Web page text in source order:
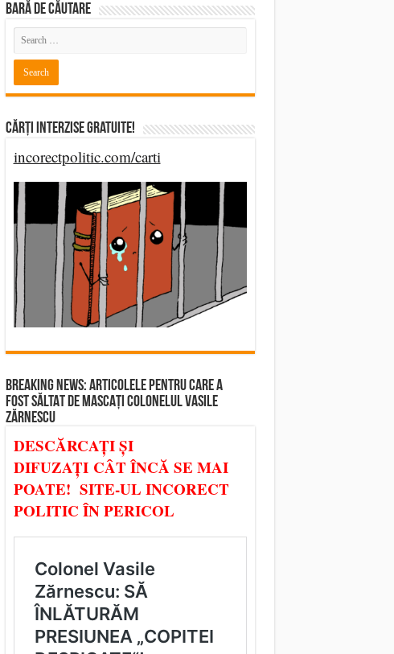
BARĂ DE CĂUTARE
Cărți Interzise Gratuite!
incorectpolitic.com/carti
BREAKING NEWS: ARTICOLELE PENTRU CARE A
FOST SĂLTAT DE MASCAȚI COLONELUL VASILE
ZĂRNESCU
DESCĂRCAȚI ȘI
DIFUZAȚI CÂT ÎNCĂ SE MAI
POATE! SITE-UL INCORECT
POLITIC ÎN PERICOL